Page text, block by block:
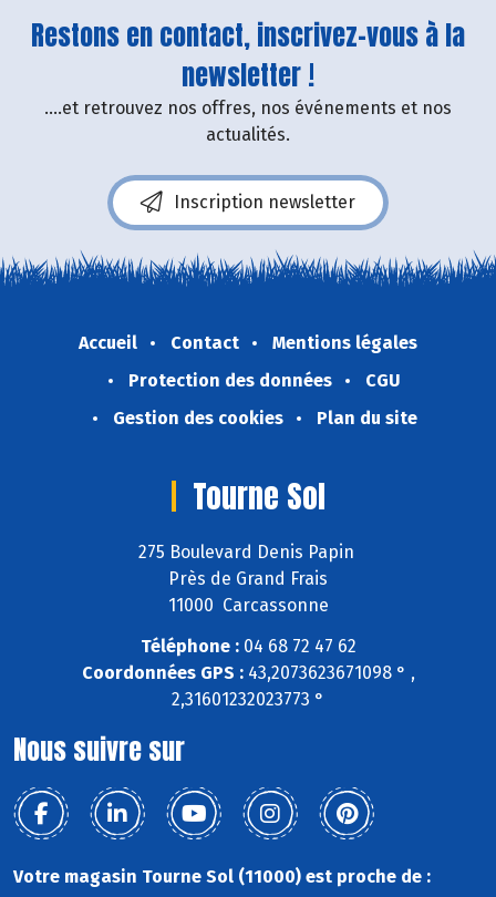
Restons en contact, inscrivez-vous à la
newsletter !
....et retrouvez nos offres, nos événements et nos
actualités.
Inscription newsletter
Accueil Contact
Mentions légales
Protection des données
CGU
Gestion des cookies
Plan du site
Tourne Sol
275 Boulevard Denis Papin
Près de Grand Frais
11000 Carcassonne
Téléphone :04 68 72 47 62
Coordonnées GPS :43,2073623671098 ° ,
2,31601232023773 °
Nous suivre sur
Votre magasin Tourne Sol (11000) est proche de :